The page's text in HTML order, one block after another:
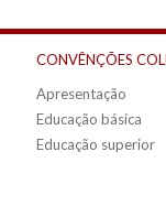
CONVÊNÇÕES
Apresentação
Educação básica
Educação superior